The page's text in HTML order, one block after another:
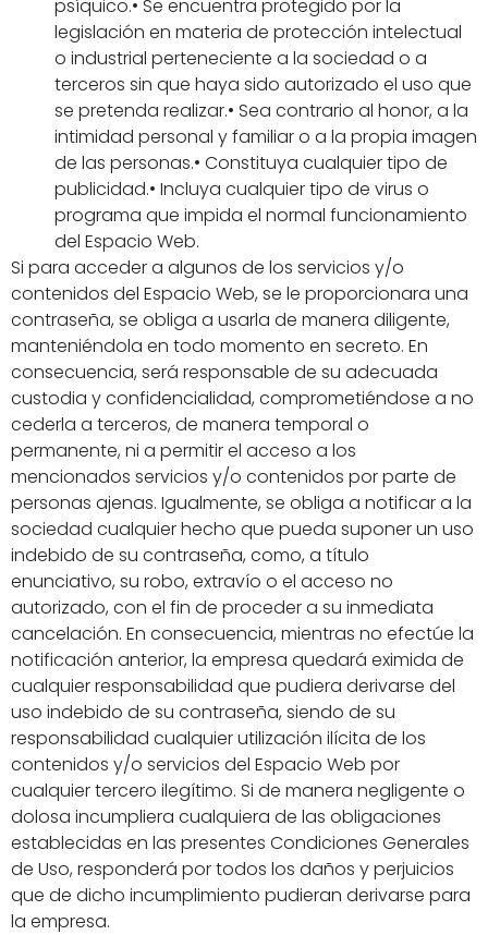
psíquico.• Se encuentra protegido por la
legislación en materia de protección intelectual
o industrial perteneciente a la sociedad o a
terceros sin que haya sido autorizado el uso que
se pretenda realizar.• Sea contrario al honor, a la
intimidad personal y familiar o a la propia imagen
de las personas.• Constituya cualquier tipo de
publicidad.• Incluya cualquier tipo de virus o
programa que impida el normal funcionamiento
del Espacio Web.
Si para acceder a algunos de los servicios y/o
contenidos del Espacio Web, se le proporcionara una
contraseña, se obliga a usarla de manera diligente,
manteniéndola en todo momento en secreto. En
consecuencia, será responsable de su adecuada
custodia y confidencialidad, comprometiéndose a no
cederla a terceros, de manera temporal o
permanente, ni a permitir el acceso a los
mencionados servicios y/o contenidos por parte de
personas ajenas. Igualmente, se obliga a notificar a la
sociedad cualquier hecho que pueda suponer un uso
indebido de su contraseña, como, a título
enunciativo, su robo, extravío o el acceso no
autorizado, con el fin de proceder a su inmediata
cancelación. En consecuencia, mientras no efectúe la
notificación anterior, la empresa quedará eximida de
cualquier responsabilidad que pudiera derivarse del
uso indebido de su contraseña, siendo de su
responsabilidad cualquier utilización ilícita de los
contenidos y/o servicios del Espacio Web por
cualquier tercero ilegítimo. Si de manera negligente o
dolosa incumpliera cualquiera de las obligaciones
establecidas en las presentes Condiciones Generales
de Uso, responderá por todos los daños y perjuicios
que de dicho incumplimiento pudieran derivarse para
la empresa.